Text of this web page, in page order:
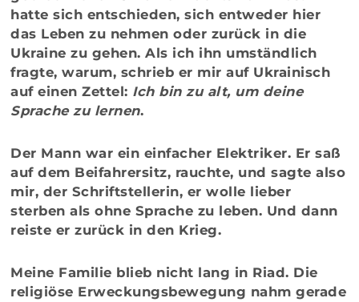
hatte sich entschieden, sich entweder hier
das Leben zu nehmen oder zurück in die
Ukraine zu gehen. Als ich ihn umständlich
fragte, warum, schrieb er mir auf Ukrainisch
auf einen Zettel: Ich bin zu alt, um deine
Sprache zu lernen.
Der Mann war ein einfacher Elektriker. Er saß
auf dem Beifahrersitz, rauchte, und sagte also
mir, der Schriftstellerin, er wolle lieber
sterben als ohne Sprache zu leben. Und dann
reiste er zurück in den Krieg.
Meine Familie blieb nicht lang in Riad. Die
religiöse Erweckungsbewegung nahm gerade